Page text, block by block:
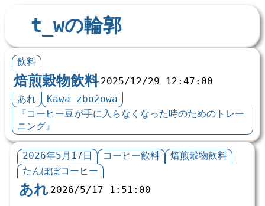
t_wの輪郭
飲料
焙煎穀物飲料 2025/12/29 12:47:00
あれ
Kawa zbożowa
『コーヒー豆が手に入らなくなった時のためのトレー
ニング』
2026年5月17日 コーヒー飲料
焙煎穀物飲料
たんぽぽコーヒー
あれ 2026/5/17 1:51:00